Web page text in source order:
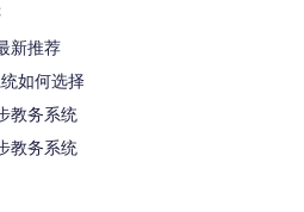
新推荐
如何选择
教务系统
教务系统